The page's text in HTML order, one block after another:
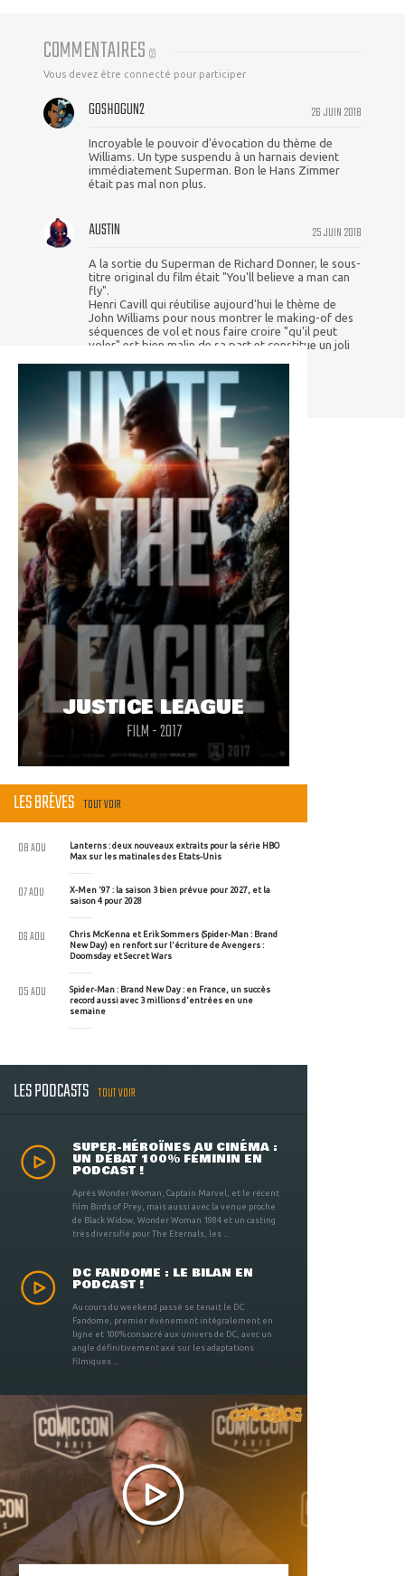
COMMENTAIRES (2)
Vous devez être connecté pour participer
26 JUIN 2018
GOSHOGUN2
Incroyable le pouvoir d'évocation du thème de
Williams. Un type suspendu à un harnais devient
immédiatement Superman. Bon le Hans Zimmer
était pas mal non plus.
25 JUIN 2018
AUSTIN
A la sortie du Superman de Richard Donner, le sous-
titre original du film était "You'll believe a man can
fly".
Henri Cavill qui réutilise aujourd'hui le thème de
John Williams pour nous montrer le making-of des
séquences de vol et nous faire croire "qu'il peut
voler" est bien malin de sa part et constitue un joli
JUSTICE LEAGUE
FILM - 2017
LES BRÈVES TOUT VOIR
Lanterns : deux nouveaux extraits pour la série HBO
Max sur les matinales des Etats-Unis
08 AOU
X-Men '97 : la saison 3 bien prévue pour 2027, et la
saison 4 pour 2028
07 AOU
Chris McKenna et Erik Sommers (Spider-Man : Brand
New Day) en renfort sur l'écriture de Avengers :
Doomsday et Secret Wars
06 AOU
Spider-Man : Brand New Day : en France, un succès
record aussi avec 3 millions d'entrées en une
semaine
05 AOU
LES PODCASTS TOUT VOIR
SUPER-HÉROÏNES AU CINÉMA :
UN DÉBAT 100% FÉMININ EN
PODCAST !
Après Wonder Woman, Captain Marvel, et le récent
film Birds of Prey, mais aussi avec la venue proche
de Black Widow, Wonder Woman 1984 et un casting
très diversifié pour The Eternals, les ...
DC FANDOME : LE BILAN EN
PODCAST !
Au cours du weekend passé se tenait le DC
Fandome, premier évènement intégralement en
ligne et 100% consacré aux univers de DC, avec un
angle définitivement axé sur les adaptations
filmiques ...